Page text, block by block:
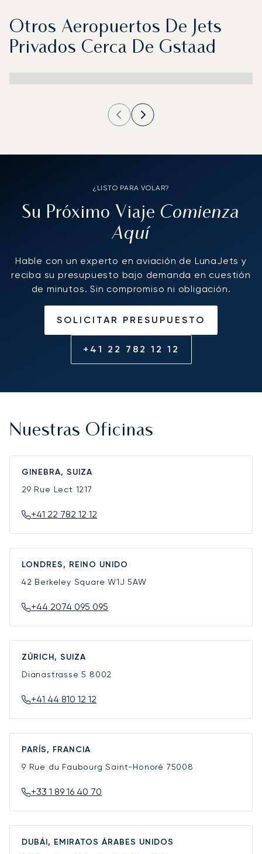
Otros Aeropuertos De Jets
Privados Cerca De Gstaad
¿LISTO PARA VOLAR?
Su Próximo Viaje Comienza
Aquí
Hable con un experto en aviación de LunaJets y
reciba su presupuesto bajo demanda en cuestión
de minutos. Sin compromiso ni obligación.
SOLICITAR PRESUPUESTO
+41 22 782 12 12
Nuestras Oficinas
GINEBRA, SUIZA
29 Rue Lect 1217
+41 22 782 12 12
LONDRES, REINO UNIDO
42 Berkeley SquareW1J 5AW
+44 2074 095 095
ZÚRICH, SUIZA
Dianastrasse 5 8002
+41 44 810 12 12
PARÍS, FRANCIA
9 Rue du Faubourg Saint-Honoré 75008
+33 1 89 16 40 70
DUBÁI, EMIRATOS ÁRABES UNIDOS